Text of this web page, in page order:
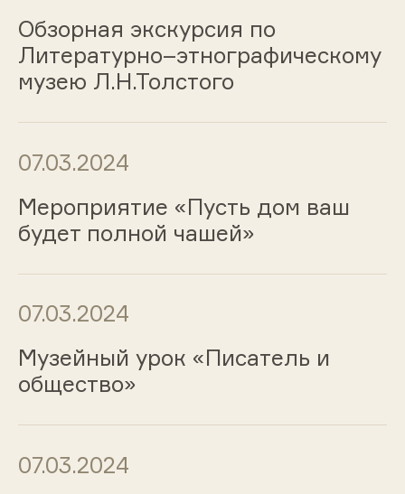
Обзорная экскурсия по
Литературно–этнографическому
музею Л.Н.Толстого
07.03.2024
Мероприятие «Пусть дом ваш
будет полной чашей»
07.03.2024
Музейный урок «Писатель и
общество»
07.03.2024